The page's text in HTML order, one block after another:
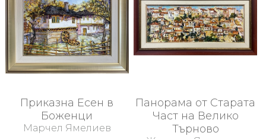
Приказна Есен в
Боженци
Марчел Ямелиев
Панорама от Старата
Част на Велико
Търново